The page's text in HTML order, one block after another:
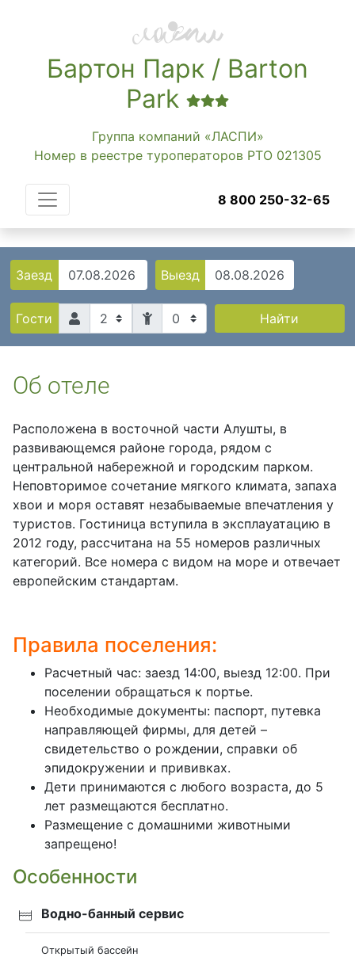
Бартон Парк / Barton
Park
Группа компаний «ЛАСПИ»
Номер в реестре туроператоров РТО 021305
8 800 250-32-65
Заезд Выезд
Гости 0 Найти
Об отеле
Расположена в восточной части Алушты, в
развивающемся районе города, рядом с
центральной набережной и городским парком.
Неповторимое сочетание мягкого климата, запаха
хвои и моря оставят незабываемые впечатления у
туристов. Гостиница вступила в эксплауатацию в
2012 году, рассчитана на 55 номеров различных
категорий. Все номера с видом на море и отвечает
европейским стандартам.
Правила поселения:
Расчетный час: заезд 14:00, выезд 12:00. При
поселении обращаться к портье.
Необходимые документы: паспорт, путевка
направляющей фирмы, для детей –
свидетельство о рождении, справки об
эпидокружении и прививках.
Дети принимаются с любого возраста, до 5
лет размещаются бесплатно.
Размещение с домашними животными
запрещено!
Особенности
Водно-банный сервис
Открытый бассейн